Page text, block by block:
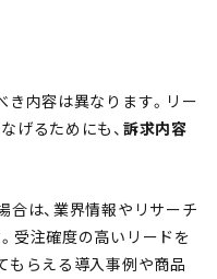
き内容は異なります。リー
げるためにも、 訴求内容
合は、業界情報やリサーチ
受注確度の高いリードを
もらえる導入事例や商品